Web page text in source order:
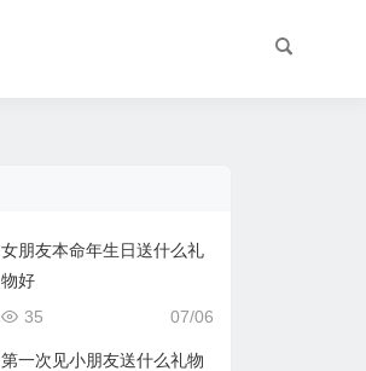
女朋友本命年生日送什么礼
物好
07/06
35
第一次见小朋友送什么礼物